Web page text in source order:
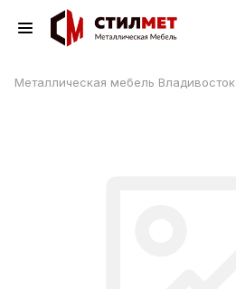
Металлическая мебель Владивосток